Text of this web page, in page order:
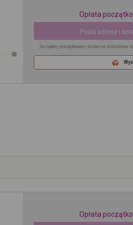
Opłata
Podaj adresy i
Do opłaty początkowej zostanie doliczona
Opłata